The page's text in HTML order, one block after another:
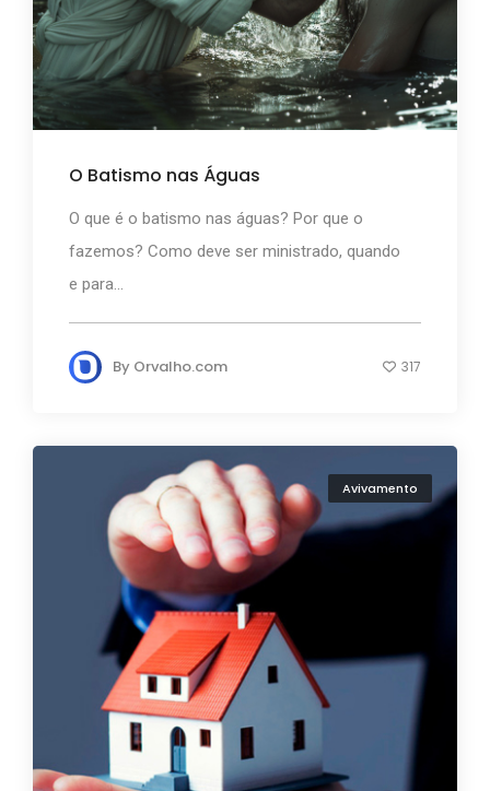
O Batismo nas Águas
O que é o batismo nas águas? Por que o
fazemos? Como deve ser ministrado, quando
e para...
By Orvalho.com 317
Avivamento